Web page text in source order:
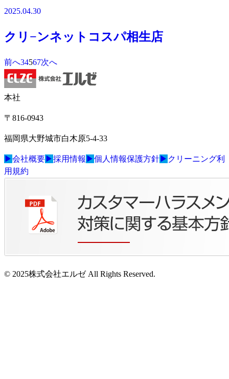
2025.04.30
クリ−ンネットコスパ相生店
前へ34567次へ
本社
〒816-0943
福岡県大野城市白木原5-4-33
▶会社概要▶採用情報 ▶個人情報保護方針▶ クリーニング利
用規約
© 2025株式会社エルゼ All Rights Reserved.